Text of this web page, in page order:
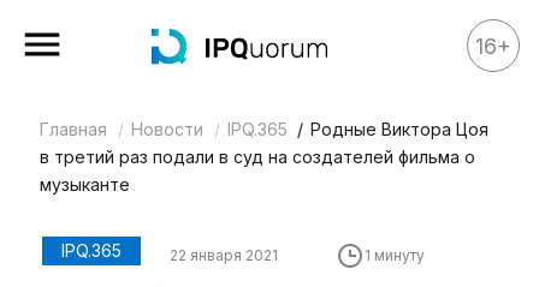
Все материалы
Аналитика
Legal review
16+
Главная Новости IPQ.365
Родные Виктора Цоя
в третий раз подали в суд на создателей фильма о
музыканте
IPQ.365 22 января 2021 1 минуту